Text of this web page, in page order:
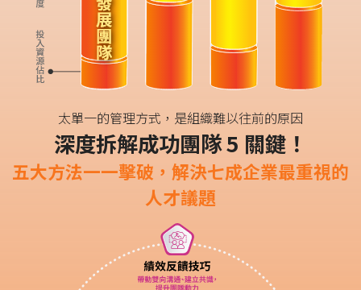
太單一的管理方式，是組織難以往前的原因
深度拆解成功團隊 5 關鍵！
五大方法一一擊破，解決七成企業最重視的
人才議題